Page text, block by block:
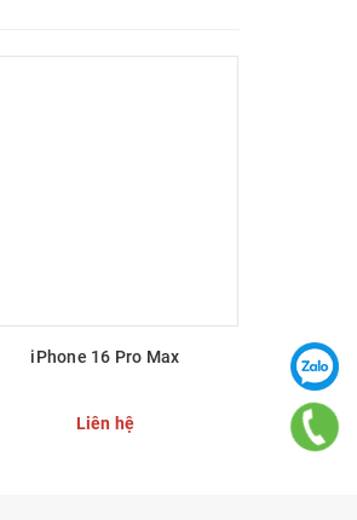
iPhone 16 Pro Max
Liên hệ